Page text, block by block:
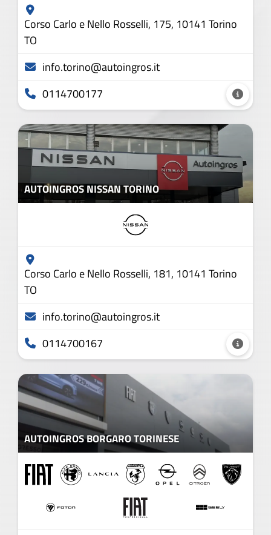
Corso Carlo e Nello Rosselli, 175, 10141 Torino
TO
info.torino@autoingros.it
0114700177
AUTOINGROS NISSAN TORINO
Corso Carlo e Nello Rosselli, 181, 10141 Torino
TO
info.torino@autoingros.it
0114700167
AUTOINGROS BORGARO TORINESE